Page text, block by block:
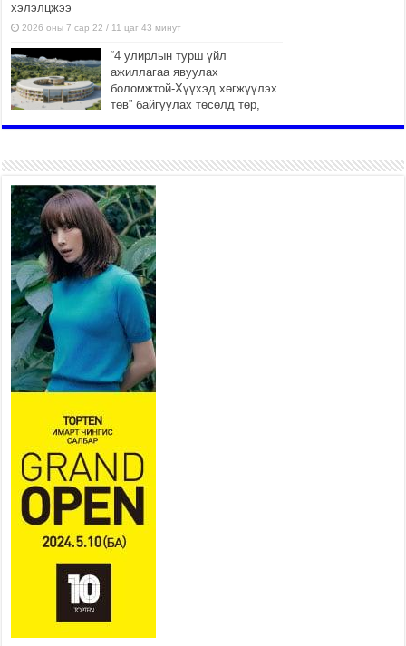
хэлэлцжээ
2026 оны 7 сар 22 / 11 цаг 43 минут
“4 улирлын турш үйл
ажиллагаа явуулах
боломжтой-Хүүхэд хөгжүүлэх
төв” байгуулах төсөлд төр,
Б.Пүрэвдагва: “Урт цагаан”-ыг
залуучууд чөлөөт цагаа
өнгөрүүлдэг, жуулчид зорьж
ирдэг цэг болгоно
2026 оны 7 сар 21 / 16 цаг 47 минут
Тусгай замын автобус /BRT/
төслийн удирдах хорооны
ээлжит хуралдаан боллоо
2026 оны 7 сар 21 / 16 цаг 43 минут
Ерөнхий сайд Н.Учрал БНХАУ-аас Монгол Улсад
суугаа Элчин сайд Шэнь Миньжюанийг хүлээн
авч уулзав
2026 оны 7 сар 21 / 16 цаг 39 минут
БҮГД НАЙРАМДАХ ТАЖИКИСТАН УЛСТАЙ
ЭДИЙН ЗАСГИЙН ХАМТЫН АЖИЛЛАГААГ
ӨРГӨЖҮҮЛНЭ
2026 оны 7 сар 21 / 16 цаг 34 минут
26,992 суралцагч хотхоны бага сургуульд, 8100
суралцагч төрөлжсөн ахлах сургуульд
2026 оны 7 сар 21 / 13 цаг 43 минут
COP17 хурлын үеэрх замын хөдөлгөөн, нийтийн
тээврийн зохицуулалт, сургууль, цэцэрлэг, зах,
худалдааны төвийн ажиллах хуваарийг гаргаж,